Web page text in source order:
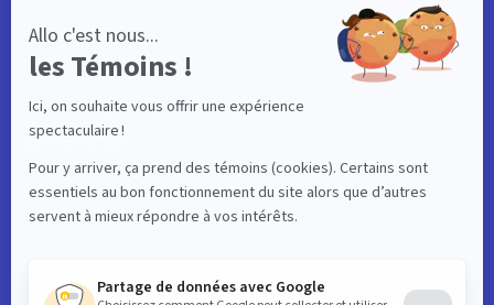
Événements
Carte interactive
Liens utiles
Actualités
À propos
confidentialité